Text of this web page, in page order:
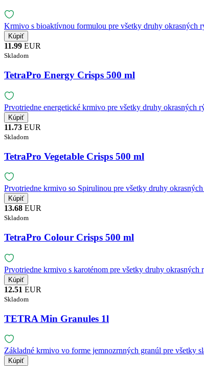
Krmivo s bioaktívnou formulou pre všetky druhy okrasných
11.99 EUR
Skladom
TetraPro Energy Crisps 500 ml
Prvotriedne energetické krmivo pre všetky druhy okrasných
11.73 EUR
Skladom
TetraPro Vegetable Crisps 500 ml
Prvotriedne krmivo so Spirulinou pre všetky druhy
13.68 EUR
Skladom
TetraPro Colour Crisps 500 ml
Prvotriedne krmivo s karoténom pre všetky druhy
12.51 EUR
Skladom
TETRA Min Granules 1l
Základné krmivo vo forme jemnozrnných granúl pre všetky